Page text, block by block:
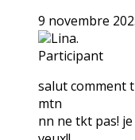
9 novembre
Lina.
Participant
salut comment
mtn
nn ne tkt pas!